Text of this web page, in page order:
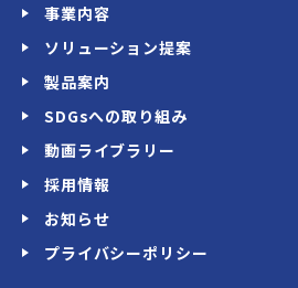
事業内容
ソリューション提案
製品案内
SDGsへの取り組み
動画ライブラリー
採用情報
お知らせ
プライバシーポリシー